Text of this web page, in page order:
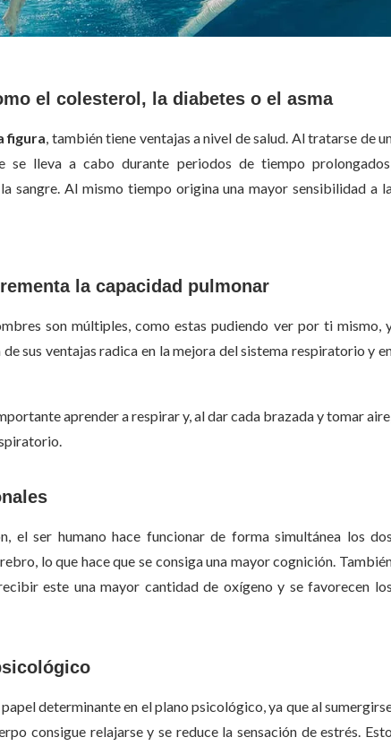
el colesterol, la diabetes o el asma
figura, también tiene ventajas a nivel de salud. Al tratarse de
se lleva a cabo durante periodos de tiempo
sangre. Al mismo tiempo origina una mayor sensibilidad a
la capacidad pulmonar
son múltiples, como estas pudiendo ver por ti mismo,
sus ventajas radica en la mejora del sistema respiratorio y
aprender a respirar y, al dar cada brazada y tomar
el ser humano hace funcionar de forma simultánea los dos
lo que hace que se consiga una mayor cognición.
este una mayor cantidad de oxígeno y se favorecen los
determinante en el plano psicológico, ya que al
consigue relajarse y se reduce la sensación de estrés. Esto